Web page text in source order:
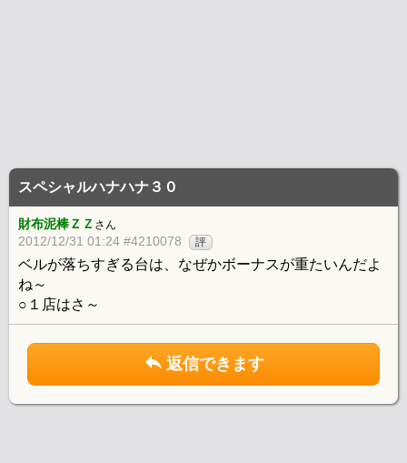
スペシャルハナハナ３０
財布泥棒ＺＺ さん
2012/12/31 01:24 #4210078 評
ベルが落ちすぎる台は、なぜかボーナスが重たいんだよ
ね～
○１店はさ～
返信できます